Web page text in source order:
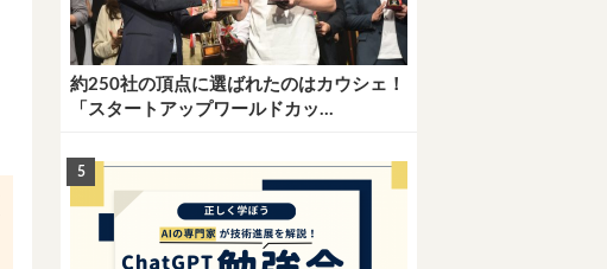
約250社の頂点に選ばれたのはカウシェ！
「スタートアップワールドカッ...